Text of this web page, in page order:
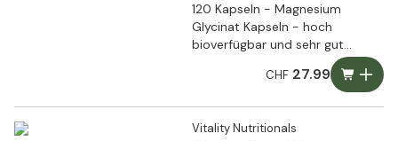
120 Kapseln - Magnesium
Glycinat Kapseln - hoch
bioverfügbar und sehr gut
CHF27.99
Vitality Nutritionals